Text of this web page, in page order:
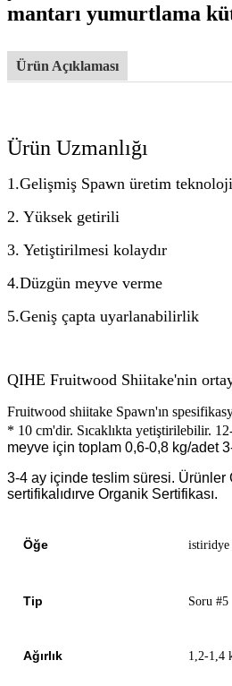
mantarı yumurtlama
Ürün Açıklaması
Ürün Uzmanlığı
1.Gelişmiş Spawn üretim
2. Yüksek getirili
3. Yetiştirilmesi kolaydır
4.Düzgün meyve verme
5.Geniş çapta uyarlanabilirlik
QIHE Fruitwood Shiitake'nin ortaya
Fruitwood shiitake Spawn'ın
* 10 cm'dir. Sıcaklıkta yetiştirilebilir.
meyve için toplam 0,6-0,8 kg/adet 3-
3-4 ay içinde teslim süresi. Ürünler
sertifikalıdırve Organik Sertifikası.
Öğe istiridye
Tip Soru #5
Ağırlık 1,2-1,4